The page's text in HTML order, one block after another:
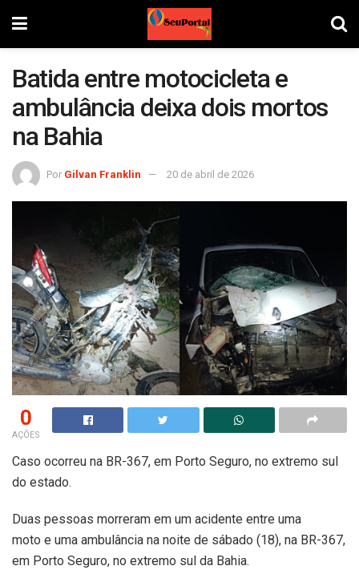
Batida entre motocicleta e
ambulância deixa dois mortos
na Bahia
Por Gilvan Franklin 20 de abril de 2026
0
AÇÕES
Caso ocorreu na BR-367, em Porto Seguro, no extremo sul
do estado.
Duas pessoas morreram em um acidente entre uma
moto e uma ambulância na noite de sábado (18), na BR-367,
em Porto Seguro, no extremo sul da Bahia.